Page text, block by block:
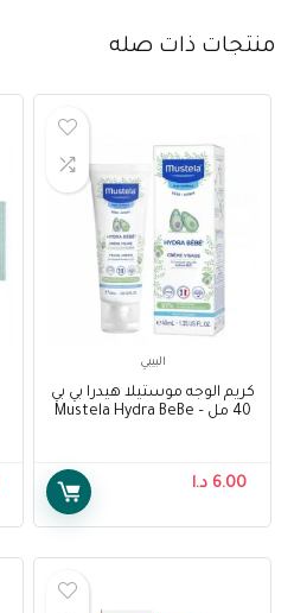
منتجات ذات صله
البيبي
كريم الوجه موستيلا هيدرا بي بي
40 مل – Mustela Hydra BeBe
6.00 د.ا